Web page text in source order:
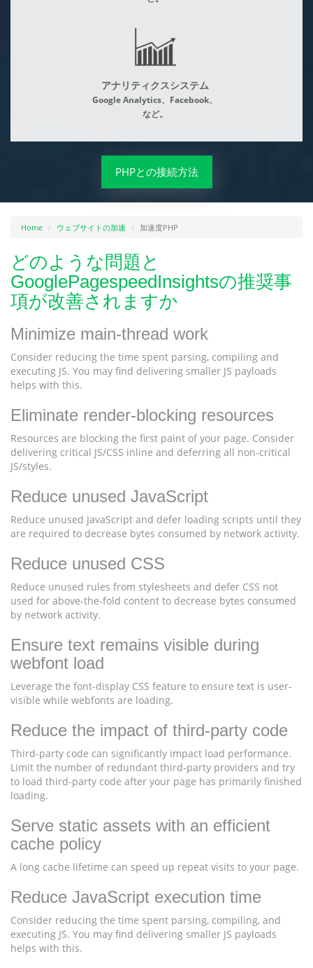
アナリティクスシステム
Google Analytics、Facebook、
など。
PHPとの接続方法
Home ウェブサイトの加速 加速度PHP
どのような問題と
GooglePagespeedInsightsの推奨事
項が改善されますか
Minimize main-thread work
Consider reducing the time spent parsing, compiling and
executing JS. You may find delivering smaller JS payloads
helps with this.
Eliminate render-blocking resources
Resources are blocking the first paint of your page. Consider
delivering critical JS/CSS inline and deferring all non-critical
JS/styles.
Reduce unused JavaScript
Reduce unused JavaScript and defer loading scripts until they
are required to decrease bytes consumed by network activity.
Reduce unused CSS
Reduce unused rules from stylesheets and defer CSS not
used for above-the-fold content to decrease bytes consumed
by network activity.
Ensure text remains visible during
webfont load
Leverage the font-display CSS feature to ensure text is user-
visible while webfonts are loading.
Reduce the impact of third-party code
Third-party code can significantly impact load performance.
Limit the number of redundant third-party providers and try
to load third-party code after your page has primarily finished
loading.
Serve static assets with an efficient
cache policy
A long cache lifetime can speed up repeat visits to your page.
Reduce JavaScript execution time
Consider reducing the time spent parsing, compiling, and
executing JS. You may find delivering smaller JS payloads
helps with this.